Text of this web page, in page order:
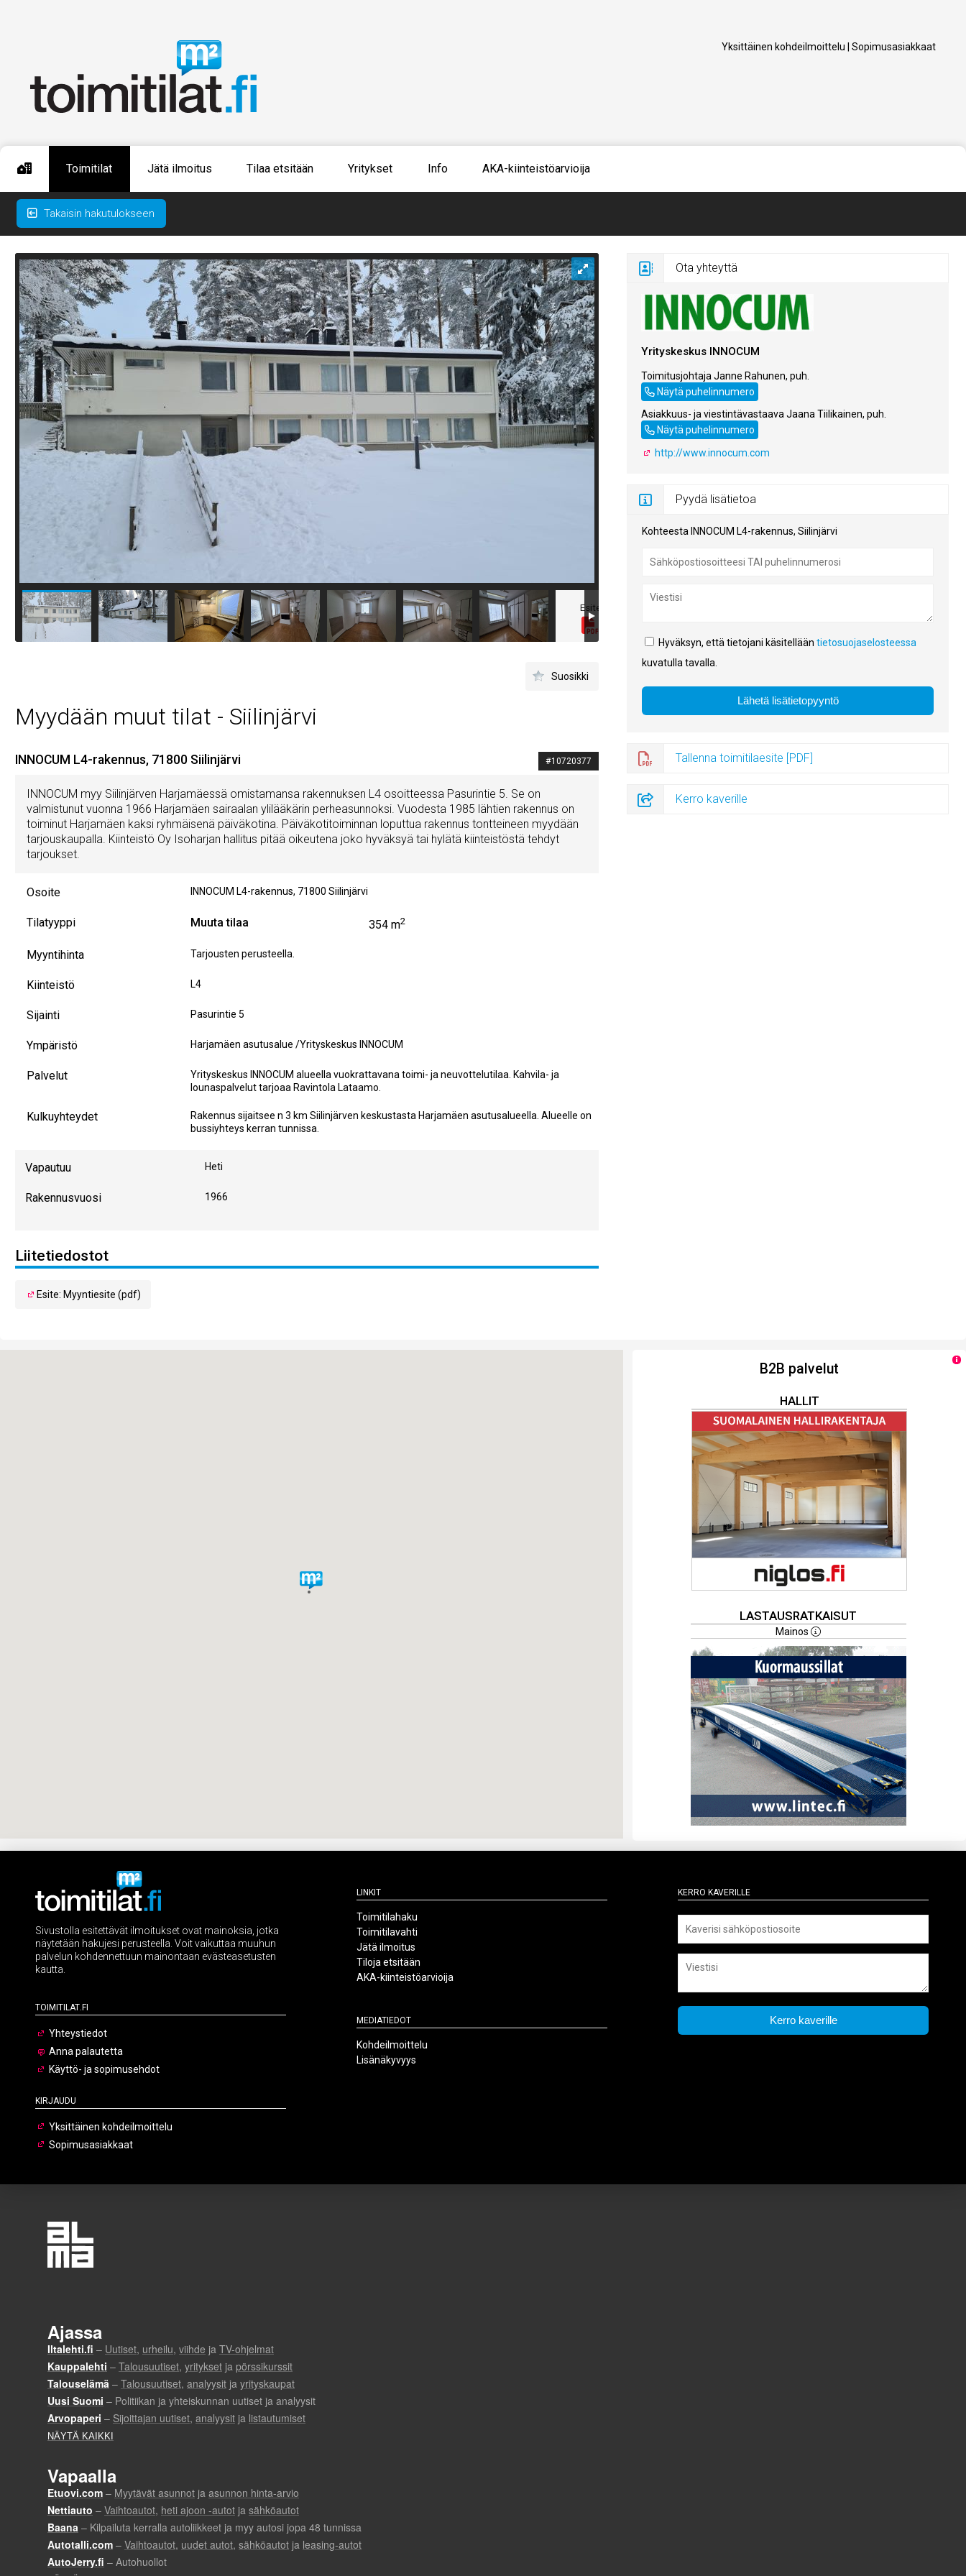
Yksittäinen kohdeilmoittelu Sopimusasiakkaat
Toimitilat Jätä ilmoitus Tilaa etsitään Yritykset Info AKA-kiinteistöarvioija
Takaisin hakutulokseen
Esite
Suosikki
Myydään muut tilat - Siilinjärvi
INNOCUM L4-rakennus, 71800 Siilinjärvi #10720377
INNOCUM myy Siilinjärven Harjamäessä omistamansa rakennuksen L4 osoitteessa Pasurintie 5. Se on
valmistunut vuonna 1966 Harjamäen sairaalan ylilääkärin perheasunnoksi. Vuodesta 1985 lähtien rakennus on
toiminut Harjamäen kaksi ryhmäisenä päiväkotina. Päiväkotitoiminnan loputtua rakennus tontteineen myydään
tarjouskaupalla. Kiinteistö Oy Isoharjan hallitus pitää oikeutena joko hyväksyä tai hylätä kiinteistöstä tehdyt
tarjoukset.
Osoite INNOCUM L4-rakennus, 71800 Siilinjärvi
Tilatyyppi Muuta tilaa 354 m2
Myyntihinta Tarjousten perusteella.
Kiinteistö L4
Sijainti Pasurintie 5
Ympäristö Harjamäen asutusalue /Yrityskeskus INNOCUM
Palvelut
Yrityskeskus INNOCUM alueella vuokrattavana toimi- ja neuvottelutilaa. Kahvila- ja
lounaspalvelut tarjoaa Ravintola Lataamo.
Kulkuyhteydet
Rakennus sijaitsee n 3 km Siilinjärven keskustasta Harjamäen asutusalueella. Alueelle on
bussiyhteys kerran tunnissa.
Vapautuu Heti
Rakennusvuosi 1966
Liitetiedostot
Esite: Myyntiesite (pdf)
Ota yhteyttä
Yrityskeskus INNOCUM
Toimitusjohtaja Janne Rahunen, puh.
Näytä puhelinnumero
044 767 3401
Asiakkuus- ja viestintävastaava Jaana Tiilikainen, puh.
Näytä puhelinnumero
044 767 3402
http://www.innocum.com
Pyydä lisätietoa
Kohteesta INNOCUM L4-rakennus, Siilinjärvi
Hyväksyn, että tietojani käsitellääntietosuojaselosteessa
kuvatulla tavalla.
Tallenna toimitilaesite [PDF]
Kerro kaverille
B2B palvelut
HALLIT
LASTAUSRATKAISUT
Mainos
Sivustolla esitettävät ilmoitukset ovat mainoksia, jotka
näytetään hakujesi perusteella. Voit vaikuttaa muuhun
palvelun kohdennettuun mainontaan evästeasetusten
kautta.
Toimitilat.fi
Yhteystiedot
Anna palautetta
Käyttö- ja sopimusehdot
Kirjaudu
Yksittäinen kohdeilmoittelu
Sopimusasiakkaat
Linkit
Toimitilahaku
Toimitilavahti
Jätä ilmoitus
Tiloja etsitään
AKA-kiinteistöarvioija
Mediatiedot
Kohdeilmoittelu
Lisänäkyvyys
Kerro kaverille